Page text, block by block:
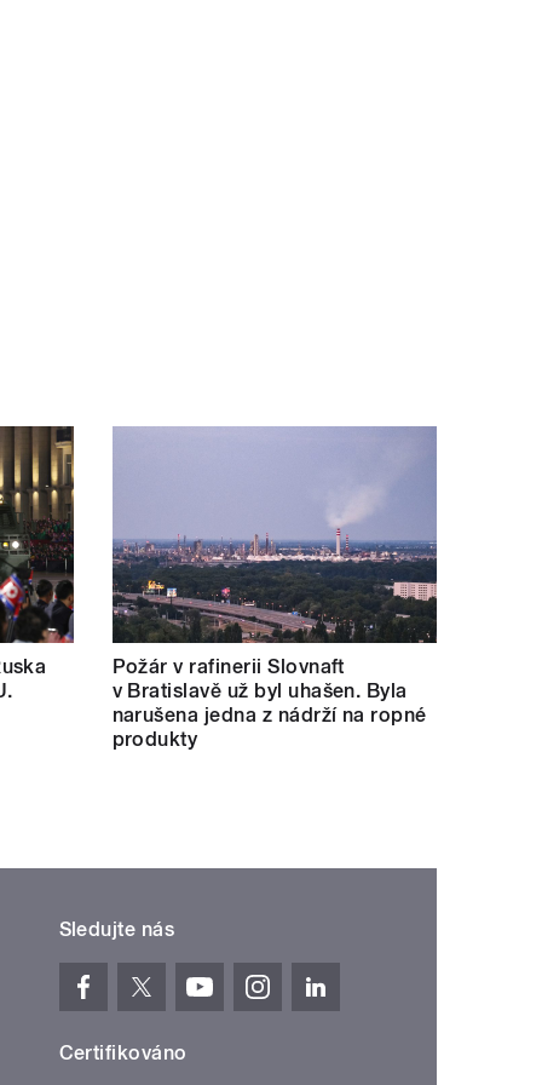
Požár v rafinerii Slovnaft
v Bratislavě už byl uhašen. Byla
narušena jedna z nádrží na ropné
produkty
Sledujte nás
Certifikováno